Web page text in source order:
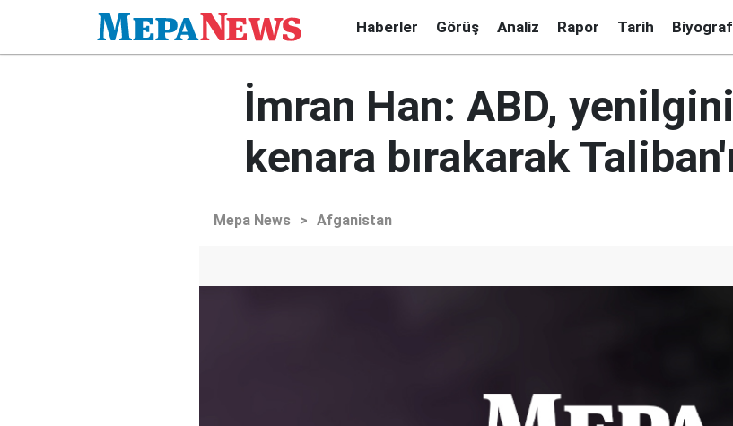
Haberler Görüş Analiz Rapor Tarih
İmran Han: ABD,
kenara bırakarak
Mepa News > Afganistan